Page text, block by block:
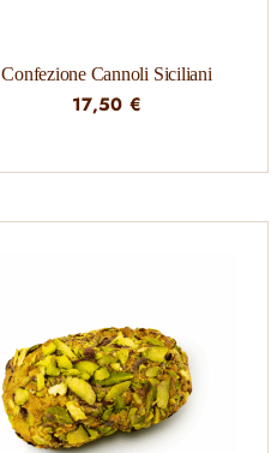
Confezione Cannoli Siciliani
17,50 €